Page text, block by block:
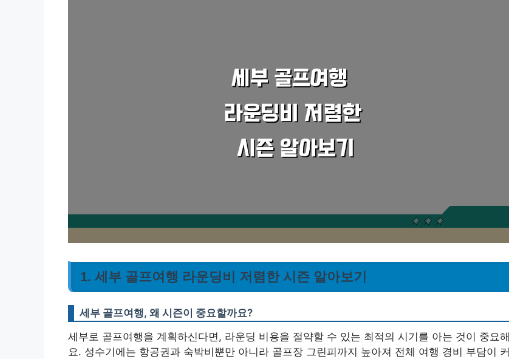
1. 세부 골프여행 라운딩비 저렴한 시즌 알아보기
세부 골프여행, 왜 시즌이 중요할까요?
세부로 골프여행을 계획하신다면, 라운딩 비용을 절약할 수 있는 최적의 시기를 아는 것이 중요해
요. 성수기에는 항공권과 숙박비뿐만 아니라 골프장 그린피까지 높아져 전체 여행 경비 부담이 커